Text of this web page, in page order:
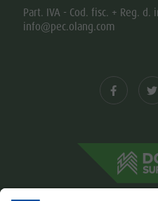
Part. IVA - Cod. fisc. + Reg. d.
info@pec.olang.com